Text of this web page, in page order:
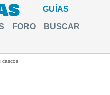
GUÍAS
FORO BUSCAR
cascos